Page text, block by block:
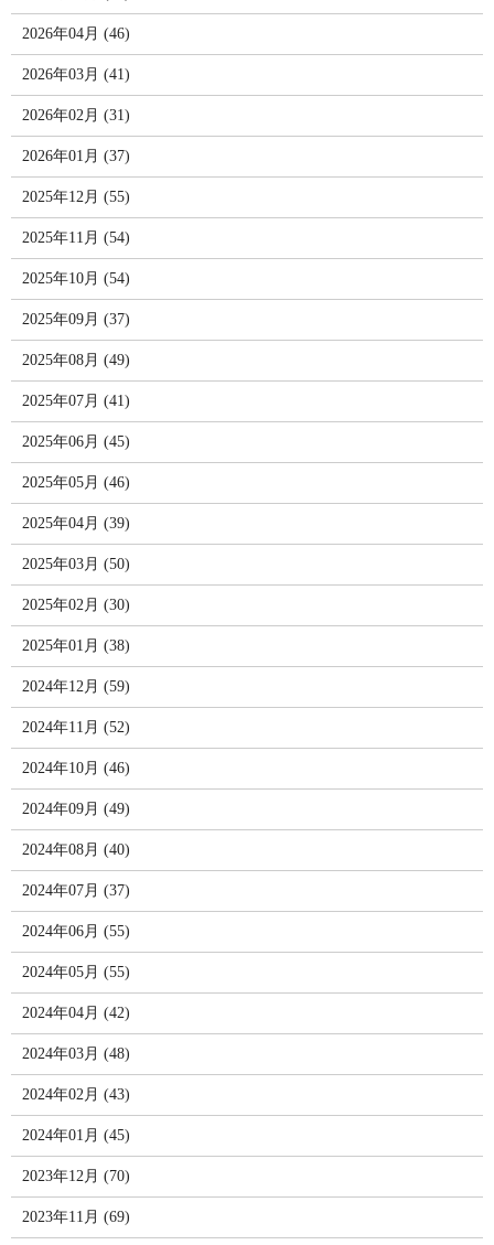
2026年04月 (46)
2026年03月 (41)
2026年02月 (31)
2026年01月 (37)
2025年12月 (55)
2025年11月 (54)
2025年10月 (54)
2025年09月 (37)
2025年08月 (49)
2025年07月 (41)
2025年06月 (45)
2025年05月 (46)
2025年04月 (39)
2025年03月 (50)
2025年02月 (30)
2025年01月 (38)
2024年12月 (59)
2024年11月 (52)
2024年10月 (46)
2024年09月 (49)
2024年08月 (40)
2024年07月 (37)
2024年06月 (55)
2024年05月 (55)
2024年04月 (42)
2024年03月 (48)
2024年02月 (43)
2024年01月 (45)
2023年12月 (70)
2023年11月 (69)